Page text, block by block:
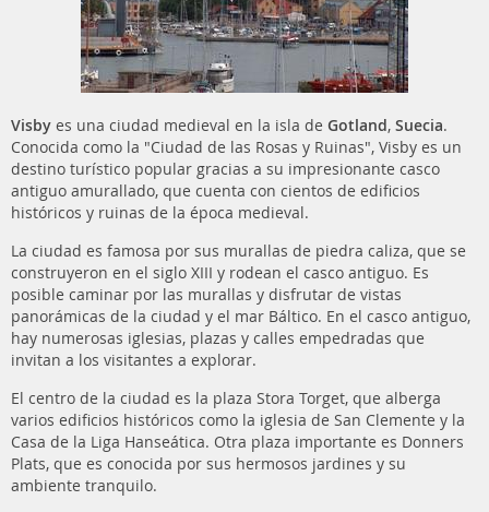
Visby es una ciudad medieval en la isla de Gotland, Suecia.
Conocida como la "Ciudad de las Rosas y Ruinas", Visby es un
destino turístico popular gracias a su impresionante casco
antiguo amurallado, que cuenta con cientos de edificios
históricos y ruinas de la época medieval.
La ciudad es famosa por sus murallas de piedra caliza, que se
construyeron en el siglo XIII y rodean el casco antiguo. Es
posible caminar por las murallas y disfrutar de vistas
panorámicas de la ciudad y el mar Báltico. En el casco antiguo,
hay numerosas iglesias, plazas y calles empedradas que
invitan a los visitantes a explorar.
El centro de la ciudad es la plaza Stora Torget, que alberga
varios edificios históricos como la iglesia de San Clemente y la
Casa de la Liga Hanseática. Otra plaza importante es Donners
Plats, que es conocida por sus hermosos jardines y su
ambiente tranquilo.